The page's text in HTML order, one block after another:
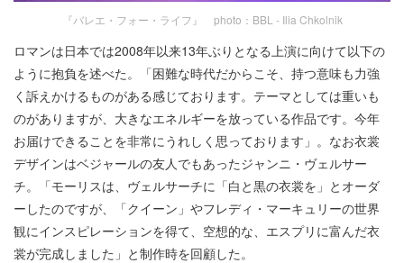
『バレエ・フォー・ライフ』 photo：BBL - Ilia Chkolnik
ロマンは日本では2008年以来13年ぶりとなる上演に向けて以下の
ように抱負を述べた。「困難な時代だからこそ、持つ意味も力強
く訴えかけるものがある感じております。テーマとしては重いも
のがありますが、大きなエネルギーを放っている作品です。今年
お届けできることを非常にうれしく思っております」。なお衣裳
デザインはベジャールの友人でもあったジャンニ・ヴェルサー
チ。「モーリスは、ヴェルサーチに「白と黒の衣裳を」とオーダ
ーしたのですが、「クイーン」やフレディ・マーキュリーの世界
観にインスピレーションを得て、空想的な、エスプリに富んだ衣
裳が完成しました」と制作時を回顧した。